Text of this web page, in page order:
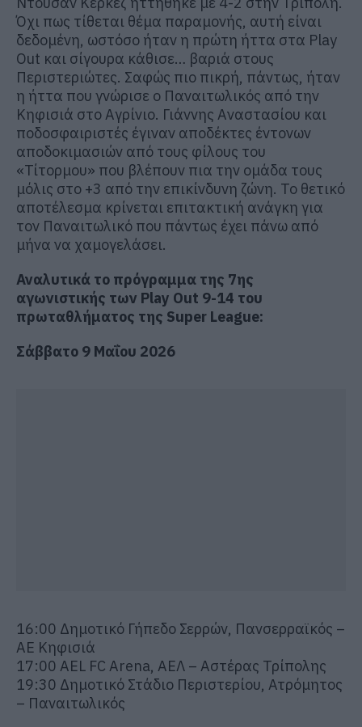
Όχι πως τίθεται θέμα παραμονής, αυτή είναι
δεδομένη, ωστόσο ήταν η πρώτη ήττα στα Play
Out και σίγουρα κάθισε… βαριά στους
Περιστεριώτες. Σαφώς πιο πικρή, πάντως, ήταν
η ήττα που γνώρισε ο Παναιτωλικός από την
Κηφισιά στο Αγρίνιο. Γιάννης Αναστασίου και
ποδοσφαιριστές έγιναν αποδέκτες έντονων
αποδοκιμασιών από τους φίλους του
«Τίτορμου» που βλέπουν πια την ομάδα τους
μόλις στο +3 από την επικίνδυνη ζώνη. Το θετικό
αποτέλεσμα κρίνεται επιτακτική ανάγκη για
τον Παναιτωλικό που πάντως έχει πάνω από
μήνα να χαμογελάσει.
Αναλυτικά το πρόγραμμα της 7ης
αγωνιστικής των Play Out 9-14 του
πρωταθλήματος της Super League:
Σάββατο 9 Μαΐου 2026
16:00 Δημοτικό Γήπεδο Σερρών, Πανσερραϊκός –
ΑΕ Κηφισιά
17:00 AEL FC Arena, ΑΕΛ – Αστέρας Τρίπολης
19:30 Δημοτικό Στάδιο Περιστερίου, Ατρόμητος
– Παναιτωλικός